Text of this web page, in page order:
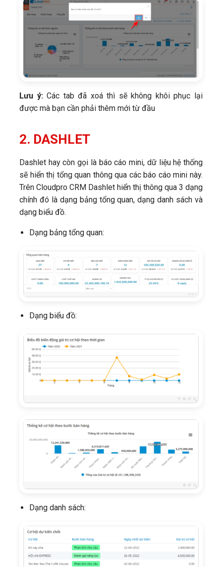
Lưu ý:Các tab đã xoá thì sẽ không khôi phục lại
được mà bạn cần phải thêm mới từ đầu
2. DASHLET
Dashlet hay còn gọi là báo cáo mini, dữ liệu hệ thống
sẽ hiển thị tổng quan thông qua các báo cáo mini này.
Trên Cloudpro CRM Dashlet hiển thị thông qua 3 dạng
chính đó là dạng bảng tổng quan, dạng danh sách và
dạng biểu đồ.
Dạng bảng tổng quan:
Dạng biểu đồ:
Dạng danh sách: